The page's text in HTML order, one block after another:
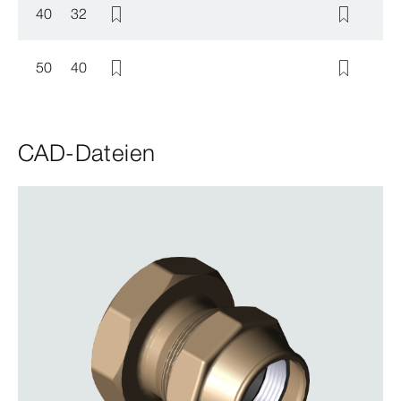
40 32
50 40
CAD-Dateien